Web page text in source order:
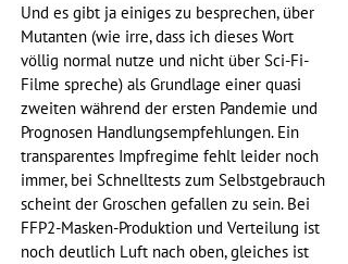
Und es gibt ja einiges zu besprechen, über
Mutanten (wie irre, dass ich dieses Wort
völlig normal nutze und nicht über Sci-Fi-
Filme spreche) als Grundlage einer quasi
zweiten während der ersten Pandemie und
Prognosen Handlungsempfehlungen. Ein
transparentes Impfregime fehlt leider noch
immer, bei Schnelltests zum Selbstgebrauch
scheint der Groschen gefallen zu sein. Bei
FFP2-Masken-Produktion und Verteilung ist
noch deutlich Luft nach oben, gleiches ist